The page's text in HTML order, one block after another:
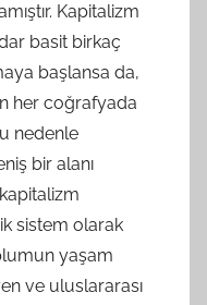
Kapitalizm
basit birkaç
başlansa da,
her coğrafyada
nedenle
bir alanı
sistem olarak
yaşam
ve uluslararası